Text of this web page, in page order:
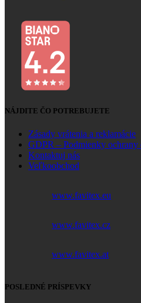
NÁJDITE ČO POTREBUJETE
Zásady vrátenia a reklamácie
GDPR – Podmienky ochrany
Kontaktuj nás
Veľkoobchod
www.favitex.eu
www.favitex.cz
www.favitex.at
POSLEDNÉ PRÍSPEVKY